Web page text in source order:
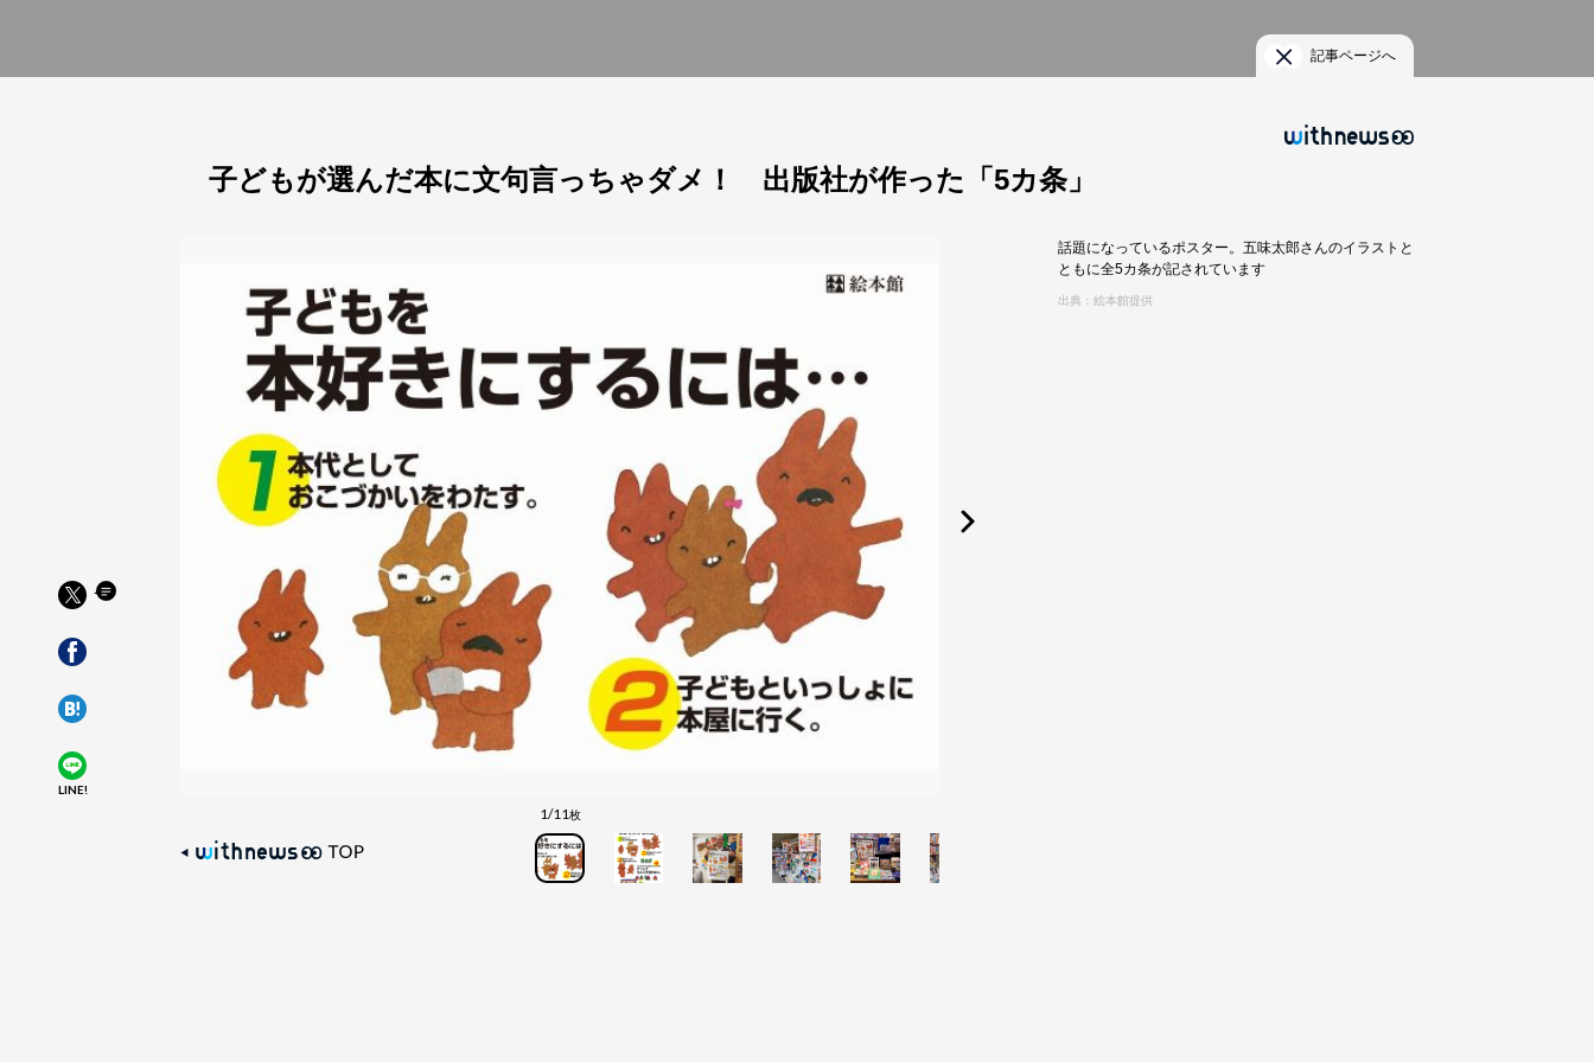
LINE!
記事ページへ
子どもが選んだ本に文句言っちゃダメ！ 出版社が作った「5カ条」
1/11枚
話題になっているポスター。五味太郎さんのイラストと
ともに全5カ条が記されています
出典：絵本館提供